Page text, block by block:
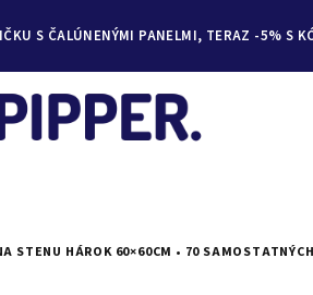
S ČALÚNENÝMI PANELMI, TERAZ -5% S
STENU HÁROK 60×60CM • 70